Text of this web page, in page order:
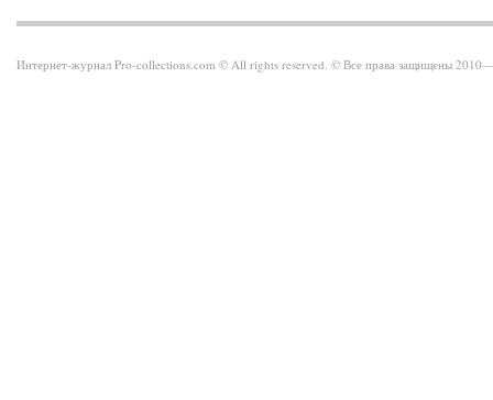
Интернет-журнал Pro-collections.com © All rights reserved. © Все права защищены